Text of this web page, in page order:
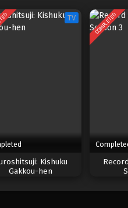
TV
Kishuku
Gakkou-hen
COMPLETED